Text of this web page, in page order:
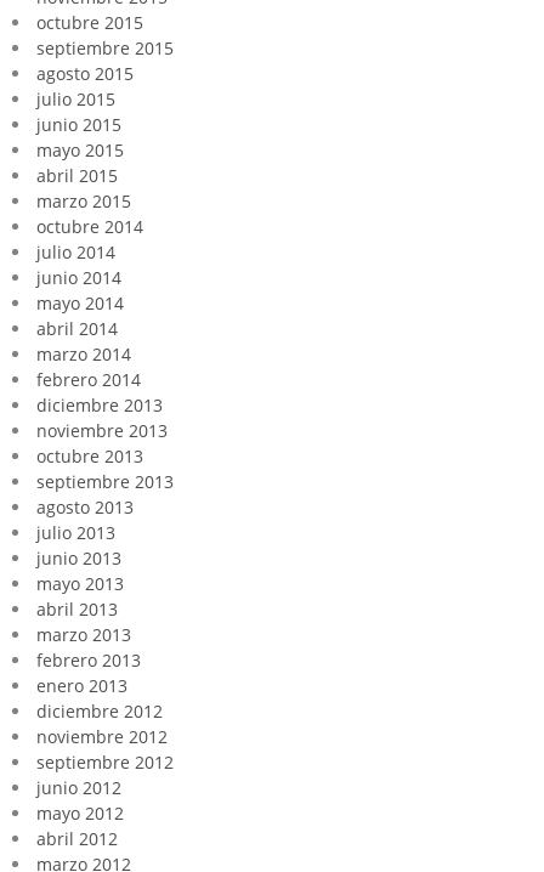
octubre 2015
septiembre 2015
agosto 2015
julio 2015
junio 2015
mayo 2015
abril 2015
marzo 2015
octubre 2014
julio 2014
junio 2014
mayo 2014
abril 2014
marzo 2014
febrero 2014
diciembre 2013
noviembre 2013
octubre 2013
septiembre 2013
agosto 2013
julio 2013
junio 2013
mayo 2013
abril 2013
marzo 2013
febrero 2013
enero 2013
diciembre 2012
noviembre 2012
septiembre 2012
junio 2012
mayo 2012
abril 2012
marzo 2012